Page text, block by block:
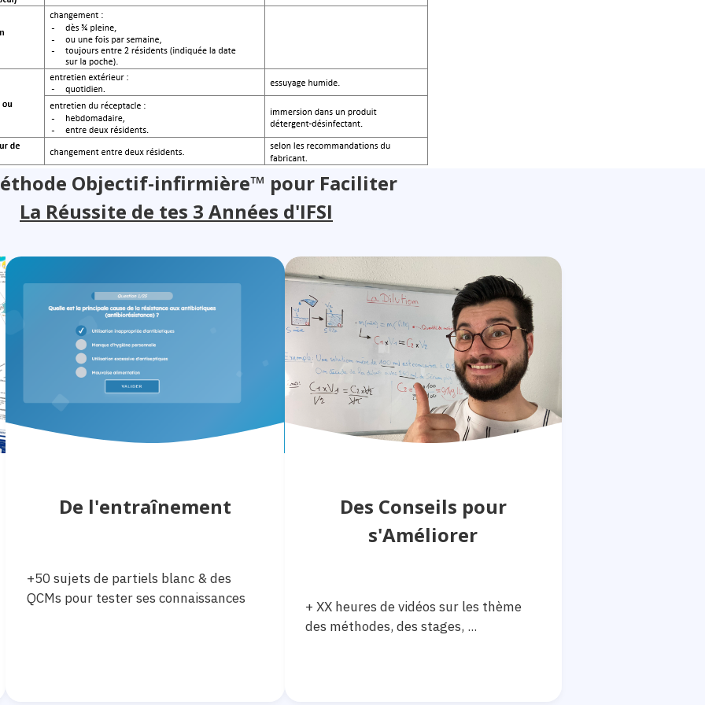
Objectif-infirmière™ pour Faciliter
La Réussite de tes 3 Années d'IFSI
De l'entraînement
+50 sujets de partiels blanc & des
QCMs pour tester ses connaissances
Des Conseils pour
s'Améliorer
+ XX heures de vidéos sur les thème
des méthodes, des stages, ...